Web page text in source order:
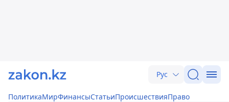
Рус
ПолитикаМирФинансыСтатьиПроисшествияПраво